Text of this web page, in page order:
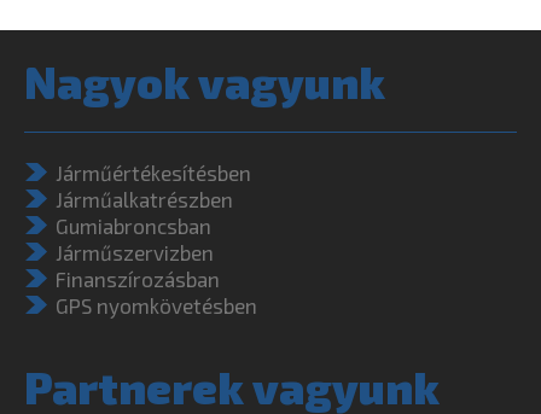
Nagyok vagyunk
Járműértékesítésben
Járműalkatrészben
Gumiabroncsban
Járműszervizben
Finanszírozásban
GPS nyomkövetésben
Partnerek vagyunk